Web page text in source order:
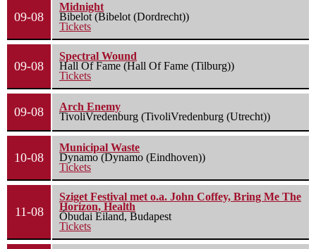
09-08
Midnight
Bibelot (Bibelot (Dordrecht))
Tickets
09-08
Spectral Wound
Hall Of Fame (Hall Of Fame (Tilburg))
Tickets
09-08
Arch Enemy
TivoliVredenburg (TivoliVredenburg (Utrecht))
10-08
Municipal Waste
Dynamo (Dynamo (Eindhoven))
Tickets
11-08
Sziget Festival met o.a. John Coffey, Bring Me The
Horizon, Health
Óbudai Eiland, Budapest
Tickets